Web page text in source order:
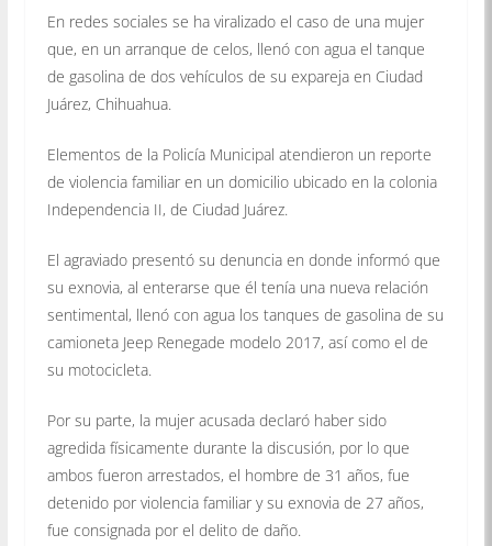
En redes sociales se ha viralizado el caso de una mujer
que, en un arranque de celos, llenó con agua el tanque
de gasolina de dos vehículos de su expareja en Ciudad
Juárez, Chihuahua.
Elementos de la Policía Municipal atendieron un reporte
de violencia familiar en un domicilio ubicado en la colonia
Independencia II, de Ciudad Juárez.
El agraviado presentó su denuncia en donde informó que
su exnovia, al enterarse que él tenía una nueva relación
sentimental, llenó con agua los tanques de gasolina de su
camioneta Jeep Renegade modelo 2017, así como el de
su motocicleta.
Por su parte, la mujer acusada declaró haber sido
agredida físicamente durante la discusión, por lo que
ambos fueron arrestados, el hombre de 31 años, fue
detenido por violencia familiar y su exnovia de 27 años,
fue consignada por el delito de daño.